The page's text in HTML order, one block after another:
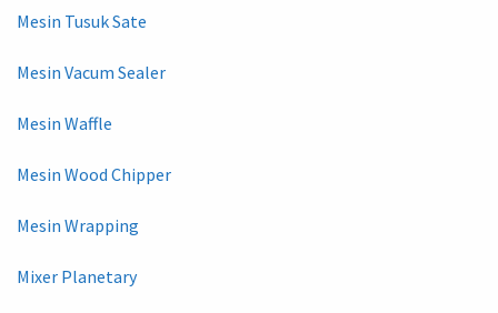
Mesin Tusuk Sate
Mesin Vacum Sealer
Mesin Waffle
Mesin Wood Chipper
Mesin Wrapping
Mixer Planetary